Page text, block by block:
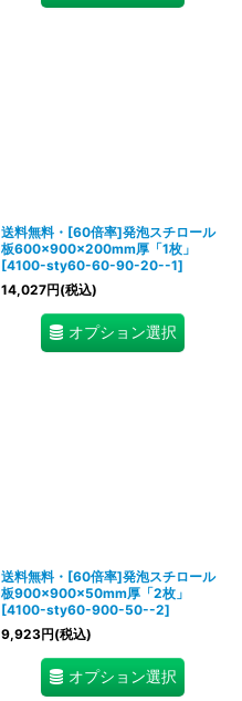
送料無料・[60倍率]発泡スチロール
板600×900×200mm厚「1枚」
[4100-sty60-60-90-20--1]
14,027円(税込)
オプション選択
送料無料・[60倍率]発泡スチロール
板900×900×50mm厚「2枚」
[4100-sty60-900-50--2]
9,923円(税込)
オプション選択